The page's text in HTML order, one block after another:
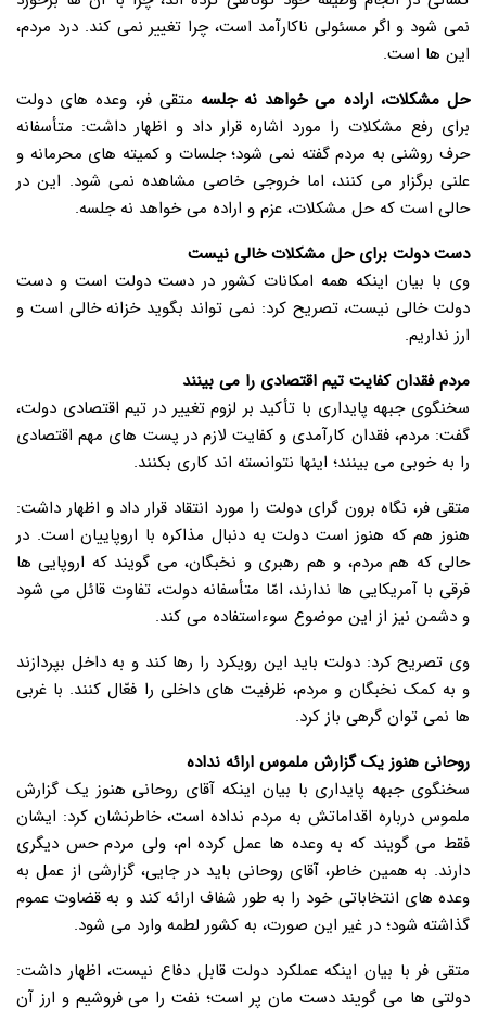
نمی شود و اگر مسئولی ناکارآمد است، چرا تغییر نمی کند. درد مردم،
این ها است.
حل مشکلات، اراده می خواهد نه جلسه متقی فر، وعده های دولت
برای رفع مشکلات را مورد اشاره قرار داد و اظهار داشت: متأسفانه
حرف روشنی به مردم گفته نمی شود؛ جلسات و کمیته های محرمانه و
علنی برگزار می کنند، اما خروجی خاصی مشاهده نمی شود. این در
حالی است که حل مشکلات، عزم و اراده می خواهد نه جلسه.
دست دولت برای حل مشکلات خالی نیست
وی با بیان اینکه همه امکانات کشور در دست دولت است و دست
دولت خالی نیست، تصریح کرد: نمی تواند بگوید خزانه خالی است و
ارز نداریم.
مردم فقدان کفایت تیم اقتصادی را می بینند
سخنگوی جبهه پایداری با تأکید بر لزوم تغییر در تیم اقتصادی دولت،
گفت: مردم، فقدان کارآمدی و کفایت لازم در پست های مهم اقتصادی
را به خوبی می بینند؛ اینها نتوانسته اند کاری بکنند.
متقی فر، نگاه برون گرای دولت را مورد انتقاد قرار داد و اظهار داشت:
هنوز هم که هنوز است دولت به دنبال مذاکره با اروپاییان است. در
حالی که هم مردم، و هم رهبری و نخبگان، می گویند که اروپایی ها
فرقی با آمریکایی ها ندارند، امّا متأسفانه دولت، تفاوت قائل می شود
و دشمن نیز از این موضوع سوءاستفاده می کند.
وی تصریح کرد: دولت باید این رویکرد را رها کند و به داخل بپردازند
و به کمک نخبگان و مردم، ظرفیت های داخلی را فعّال کنند. با غربی
ها نمی توان گرهی باز کرد.
روحانی هنوز یک گزارش ملموس ارائه نداده
سخنگوی جبهه پایداری با بیان اینکه آقای روحانی هنوز یک گزارش
ملموس درباره اقداماتش به مردم نداده است، خاطرنشان کرد: ایشان
فقط می گویند که به وعده ها عمل کرده ام، ولی مردم حس دیگری
دارند. به همین خاطر، آقای روحانی باید در جایی، گزارشی از عمل به
وعده های انتخاباتی خود را به طور شفاف ارائه کند و به قضاوت عموم
گذاشته شود؛ در غیر این صورت، به کشور لطمه وارد می شود.
متقی فر با بیان اینکه عملکرد دولت قابل دفاع نیست، اظهار داشت:
دولتی ها می گویند دست مان پر است؛ نفت را می فروشیم و ارز آن